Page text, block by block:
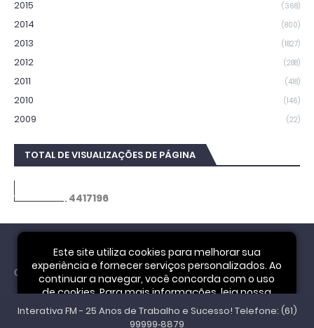
2015 (368)
2014 (800)
2013 (1827)
2012 (288)
2011 (418)
2010 (146)
2009 (22)
TOTAL DE VISUALIZAÇÕES DE PÁGINA
4417196
Cookie Notice
Este site utiliza cookies para melhorar sua
experiência e fornecer serviços personalizados. Ao
continuar a navegar, você concorda com o uso
de cookies. Para mais informações, leia nossa
Política de Privacidade.
Interativa FM - 25 Anos de Trabalho e Sucesso! Telefone: (61)
99999‑8879